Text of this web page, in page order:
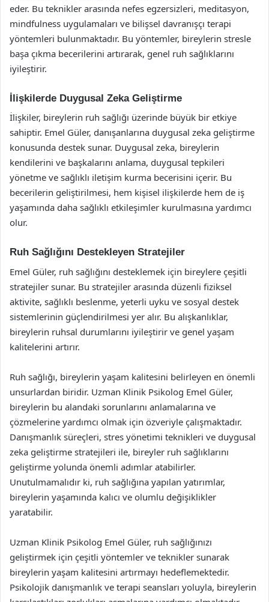
eder. Bu teknikler arasında nefes egzersizleri, meditasyon,
mindfulness uygulamaları ve bilişsel davranışçı terapi
yöntemleri bulunmaktadır. Bu yöntemler, bireylerin stresle
başa çıkma becerilerini artırarak, genel ruh sağlıklarını
iyileştirir.
İlişkilerde Duygusal Zeka Geliştirme
İlişkiler, bireylerin ruh sağlığı üzerinde büyük bir etkiye
sahiptir. Emel Güler, danışanlarına duygusal zeka geliştirme
konusunda destek sunar. Duygusal zeka, bireylerin
kendilerini ve başkalarını anlama, duygusal tepkileri
yönetme ve sağlıklı iletişim kurma becerisini içerir. Bu
becerilerin geliştirilmesi, hem kişisel ilişkilerde hem de iş
yaşamında daha sağlıklı etkileşimler kurulmasına yardımcı
olur.
Ruh Sağlığını Destekleyen Stratejiler
Emel Güler, ruh sağlığını desteklemek için bireylere çeşitli
stratejiler sunar. Bu stratejiler arasında düzenli fiziksel
aktivite, sağlıklı beslenme, yeterli uyku ve sosyal destek
sistemlerinin güçlendirilmesi yer alır. Bu alışkanlıklar,
bireylerin ruhsal durumlarını iyileştirir ve genel yaşam
kalitelerini artırır.
Ruh sağlığı, bireylerin yaşam kalitesini belirleyen en önemli
unsurlardan biridir. Uzman Klinik Psikolog Emel Güler,
bireylerin bu alandaki sorunlarını anlamalarına ve
çözmelerine yardımcı olmak için özveriyle çalışmaktadır.
Danışmanlık süreçleri, stres yönetimi teknikleri ve duygusal
zeka geliştirme stratejileri ile, bireyler ruh sağlıklarını
geliştirme yolunda önemli adımlar atabilirler.
Unutulmamalıdır ki, ruh sağlığına yapılan yatırımlar,
bireylerin yaşamında kalıcı ve olumlu değişiklikler
yaratabilir.
Uzman Klinik Psikolog Emel Güler, ruh sağlığınızı
geliştirmek için çeşitli yöntemler ve teknikler sunarak
bireylerin yaşam kalitesini artırmayı hedeflemektedir.
Psikolojik danışmanlık ve terapi seansları yoluyla, bireylerin